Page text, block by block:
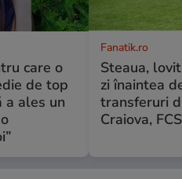
care o
de top
a ales un
Fanatik.ro
Steaua,
zi înaintea
transferuri
Craiova,